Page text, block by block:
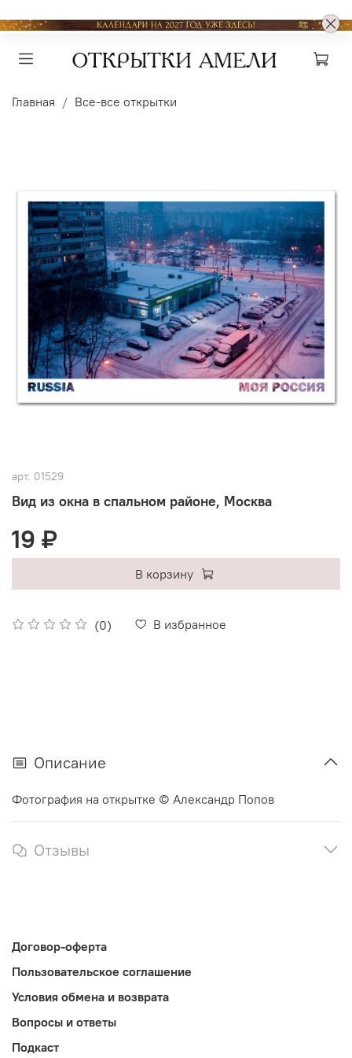
Главная Все-все открытки
арт. 01529
Вид из окна в спальном районе, Москва
(0) В избранное
19 ₽
В корзину
Описание
Фотография на открытке © Александр Попов
Отзывы
Договор-оферта
Пользовательское соглашение
Условия обмена и возврата
Вопросы и ответы
Подкаст